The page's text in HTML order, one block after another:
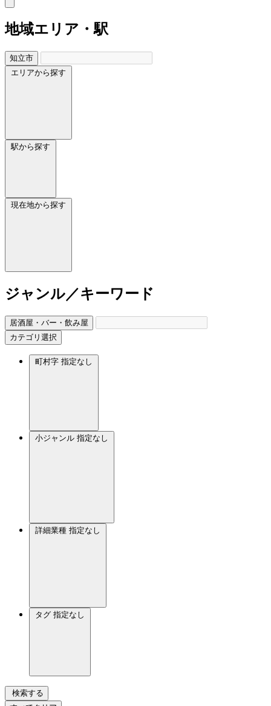
地域エリア・駅
知立市
エリアから探す
駅から探す
現在地から探す
ジャンル／キーワード
居酒屋・バー・飲み屋
カテゴリ選択
町村字 指定なし
小ジャンル 指定なし
詳細業種 指定なし
タグ 指定なし
検索する